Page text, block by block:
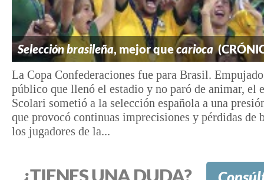
Selección brasileña, mejor quecarioca
La Copa Confederaciones fue para Brasil.
público que llenó el estadio y no paró de animar, el
Scolari sometió a la selección española a una
que provocó continuas imprecisiones y pérdidas de
los jugadores de la...
¿TIENES UNA DUDA?